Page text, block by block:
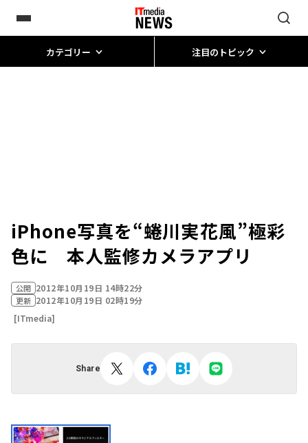
カテゴリー 注目のトピック
iPhone写真を“蜷川実花風”極彩
色に 本人監修カメラアプリ
公開 2012年10月19日 14時22分
更新 2012年10月19日 02時19分
[ITmedia]
Share